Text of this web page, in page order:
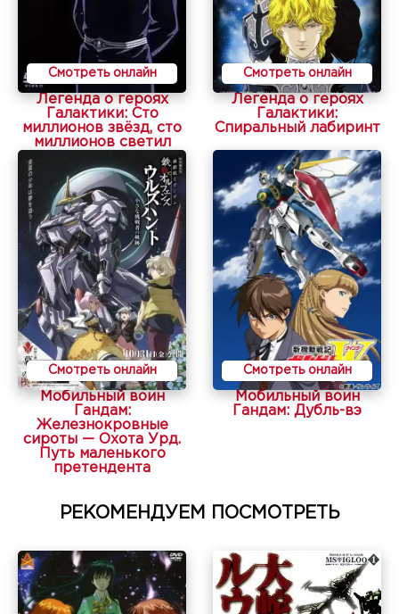
Смотреть онлайн
Легенда о героях
Галактики: Сто
миллионов звёзд, сто
миллионов светил
Смотреть онлайн
Легенда о героях
Галактики:
Спиральный лабиринт
Смотреть онлайн
Мобильный воин
Гандам:
Железнокровные
сироты — Охота Урд.
Путь маленького
претендента
Смотреть онлайн
Мобильный воин
Гандам: Дубль-вэ
РЕКОМЕНДУЕМ ПОСМОТРЕТЬ